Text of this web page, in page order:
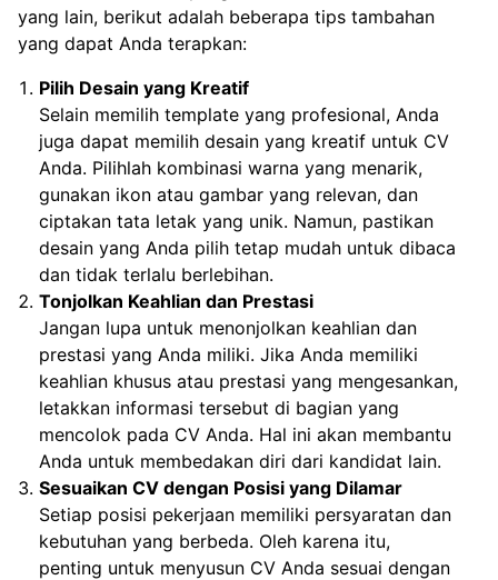
yang lain, berikut adalah beberapa tips tambahan
yang dapat Anda terapkan:
Pilih Desain yang Kreatif
Selain memilih template yang profesional, Anda
juga dapat memilih desain yang kreatif untuk CV
Anda. Pilihlah kombinasi warna yang menarik,
gunakan ikon atau gambar yang relevan, dan
ciptakan tata letak yang unik. Namun, pastikan
desain yang Anda pilih tetap mudah untuk dibaca
dan tidak terlalu berlebihan.
Tonjolkan Keahlian dan Prestasi
Jangan lupa untuk menonjolkan keahlian dan
prestasi yang Anda miliki. Jika Anda memiliki
keahlian khusus atau prestasi yang mengesankan,
letakkan informasi tersebut di bagian yang
mencolok pada CV Anda. Hal ini akan membantu
Anda untuk membedakan diri dari kandidat lain.
Sesuaikan CV dengan Posisi yang Dilamar
Setiap posisi pekerjaan memiliki persyaratan dan
kebutuhan yang berbeda. Oleh karena itu,
penting untuk menyusun CV Anda sesuai dengan